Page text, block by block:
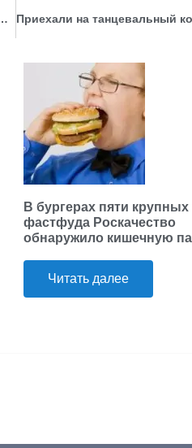
ЕГЭ начнет учитывать Санкт-Петербургский горный университет
В бургерах пяти крупных
фастфуда Роскачество
обнаружило кишечную
Читать далее